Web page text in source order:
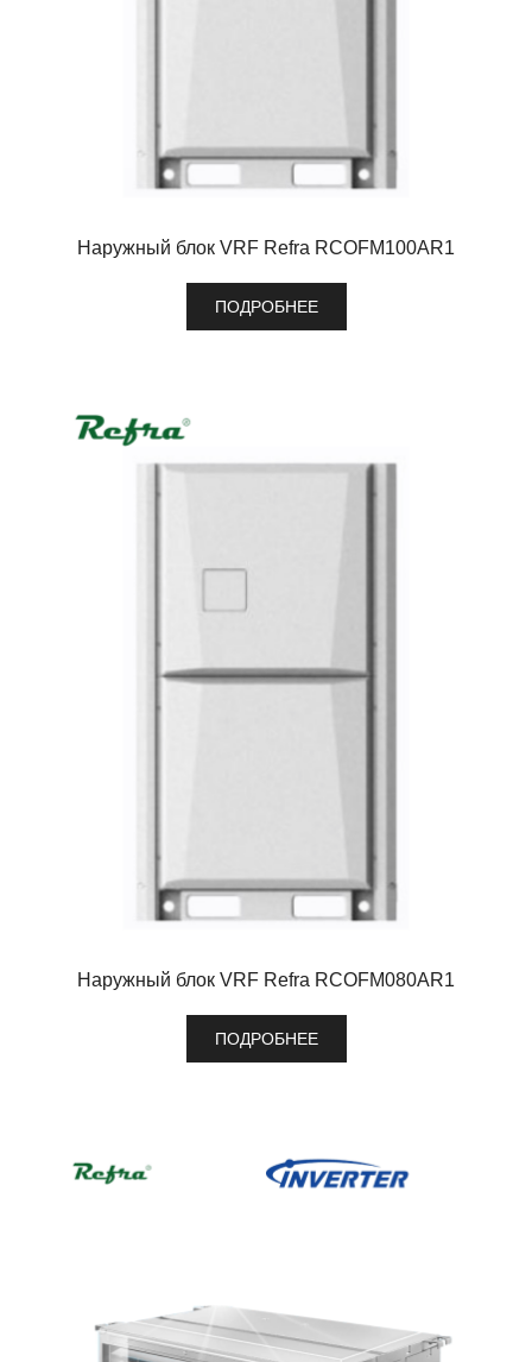
Наружный блок VRF Refra RCOFM100AR1
ПОДРОБНЕЕ
Наружный блок VRF Refra RCOFM080AR1
ПОДРОБНЕЕ